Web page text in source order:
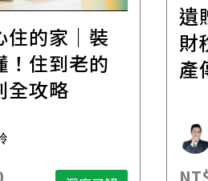
住的家｜裝
！住到老的
全攻略
遺
財
產